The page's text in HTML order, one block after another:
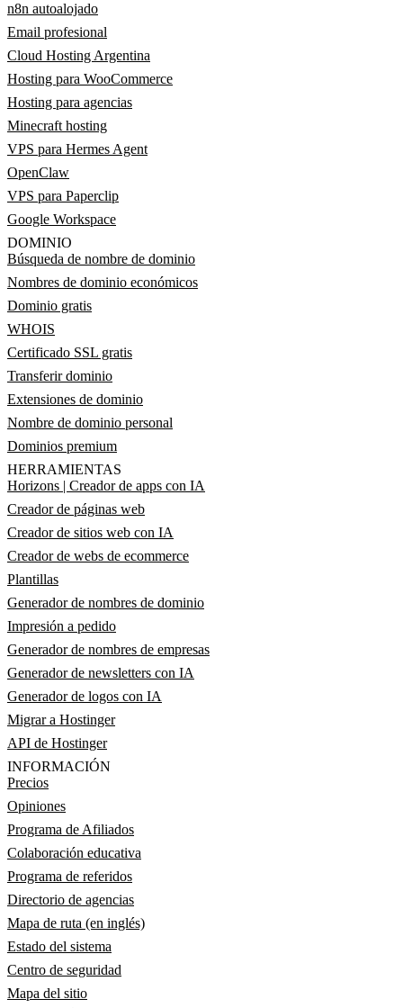
n8n autoalojado
Email profesional
Cloud Hosting Argentina
Hosting para WooCommerce
Hosting para agencias
Minecraft hosting
VPS para Hermes Agent
OpenClaw
VPS para Paperclip
Google Workspace
DOMINIO
Búsqueda de nombre de dominio
Nombres de dominio económicos
Dominio gratis
WHOIS
Certificado SSL gratis
Transferir dominio
Extensiones de dominio
Nombre de dominio personal
Dominios premium
HERRAMIENTAS
Horizons | Creador de apps con IA
Creador de páginas web
Creador de sitios web con IA
Creador de webs de ecommerce
Plantillas
Generador de nombres de dominio
Impresión a pedido
Generador de nombres de empresas
Generador de newsletters con IA
Generador de logos con IA
Migrar a Hostinger
API de Hostinger
INFORMACIÓN
Precios
Opiniones
Programa de Afiliados
Colaboración educativa
Programa de referidos
Directorio de agencias
Mapa de ruta (en inglés)
Estado del sistema
Centro de seguridad
Mapa del sitio